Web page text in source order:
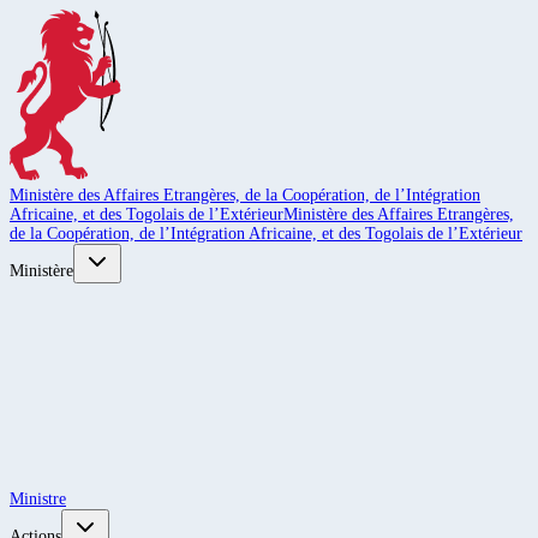
Ministère des Affaires Etrangères, de la Coopération, de l’Intégration
Africaine, et des Togolais de l’ExtérieurMinistère des Affaires Etrangères,
de la Coopération, de l’Intégration Africaine, et des Togolais de l’Extérieur
Ministère
Ministre